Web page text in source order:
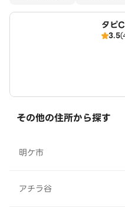
タピ
3.5
その他の住所から探す
明ケ市
アチラ谷